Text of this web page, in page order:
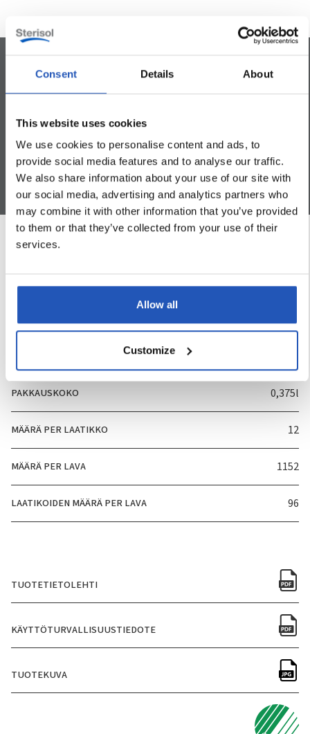
Consent Details About
This website uses cookies
We use cookies to personalise content and ads, to
provide social media features and to analyse our traffic.
We also share information about your use of our site with
our social media, advertising and analytics partners who
may combine it with other information that you’ve provided
to them or that they’ve collected from your use of their
services.
Allow all
Customize
Säilöntäaineeton
Voidaan käyttää koko keholle
Dermatologisesti testattu
Tuotetiedot
TUOTENUMERO 4824
PAKKAUSKOKO 0,375l
MÄÄRÄ PER LAATIKKO 12
MÄÄRÄ PER LAVA 1152
LAATIKOIDEN MÄÄRÄ PER LAVA 96
TUOTETIETOLEHTI
KÄYTTÖTURVALLISUUSTIEDOTE
TUOTEKUVA